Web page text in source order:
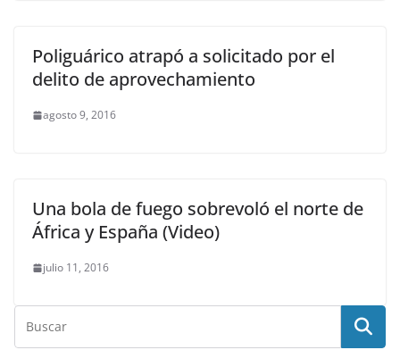
Poliguárico atrapó a solicitado por el
delito de aprovechamiento
agosto 9, 2016
Una bola de fuego sobrevoló el norte de
África y España (Video)
julio 11, 2016